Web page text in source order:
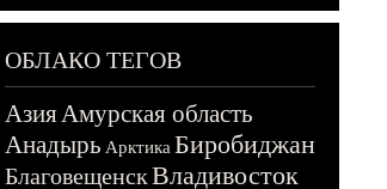
ОБЛАКО ТЕГОВ
АзияАмурская область
Анадырь Арктика Биробиджан
БлаговещенскВладивосток